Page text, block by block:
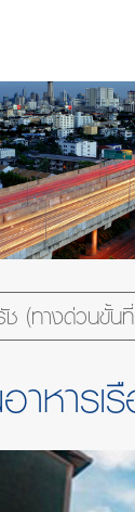
ทางพิเศษศรี
(ทางด่วนขั้น
าหารเ